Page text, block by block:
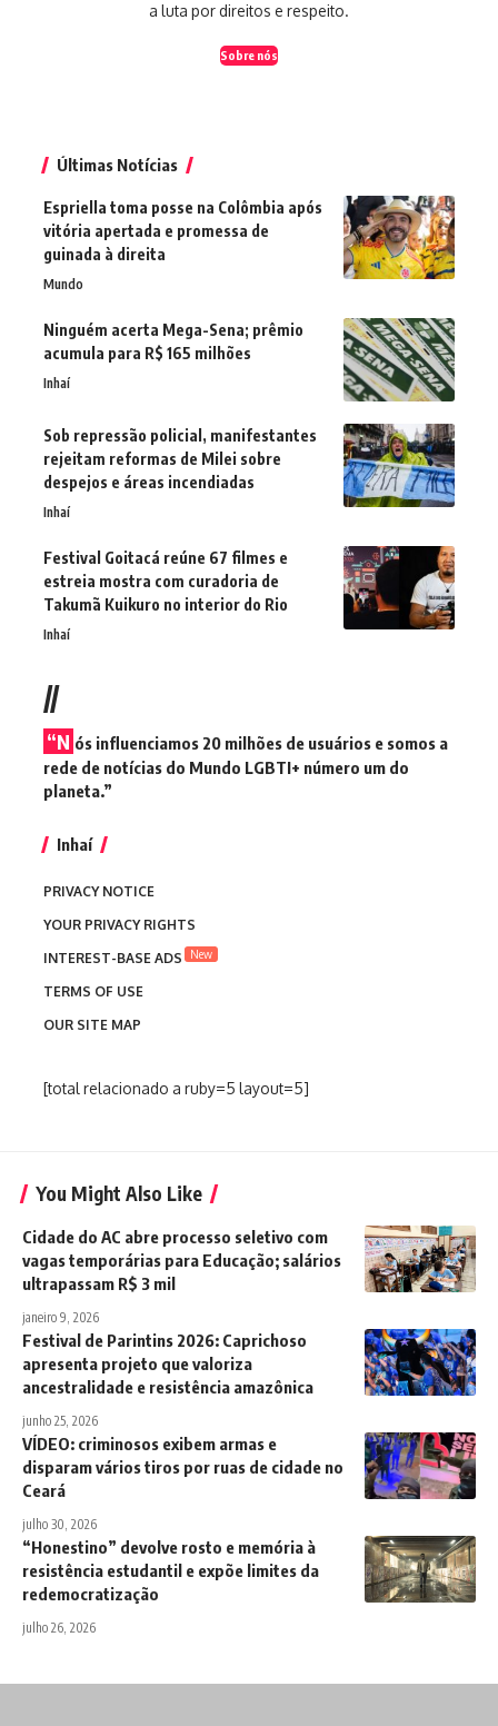
a luta por direitos e respeito.
Sobre nós
Últimas Notícias
Espriella toma posse na Colômbia após
vitória apertada e promessa de
guinada à direita
Mundo
Ninguém acerta Mega-Sena; prêmio
acumula para R$ 165 milhões
Inhaí
Sob repressão policial, manifestantes
rejeitam reformas de Milei sobre
despejos e áreas incendiadas
Inhaí
Festival Goitacá reúne 67 filmes e
estreia mostra com curadoria de
Takumã Kuikuro no interior do Rio
Inhaí
//
“N ós influenciamos 20 milhões de usuários e somos a
rede de notícias do Mundo LGBTI+ número um do
planeta.”
Inhaí
PRIVACY NOTICE
YOUR PRIVACY RIGHTS
INTEREST-BASE ADS
New
TERMS OF USE
OUR SITE MAP
[total relacionado a ruby=5 layout=5]
You Might Also Like
Cidade do AC abre processo seletivo com
vagas temporárias para Educação; salários
ultrapassam R$ 3 mil
janeiro 9, 2026
Festival de Parintins 2026: Caprichoso
apresenta projeto que valoriza
ancestralidade e resistência amazônica
junho 25, 2026
VÍDEO: criminosos exibem armas e
disparam vários tiros por ruas de cidade no
Ceará
julho 30, 2026
“Honestino” devolve rosto e memória à
resistência estudantil e expõe limites da
redemocratização
julho 26, 2026